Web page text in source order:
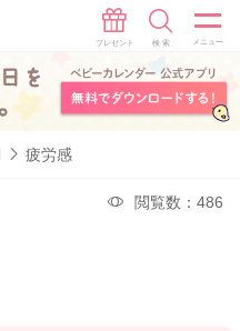
疲労感
閲覧数：486